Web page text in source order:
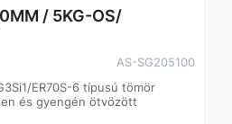
/ 5KG-OS/
AS-SG205100
ER70S-6 típusú tömör
és gyengén ötvözött